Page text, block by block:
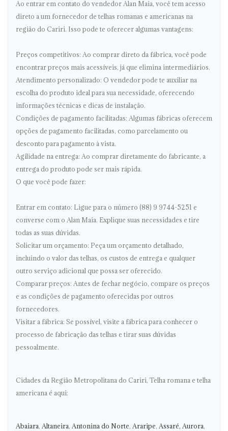
Ao entrar em contato do vendedor Alan Maia, você tem acesso
direto a um fornecedor de telhas romanas e americanas na
região do Cariri. Isso pode te oferecer algumas vantagens:
Preços competitivos: Ao comprar direto da fábrica, você pode
encontrar preços mais acessíveis, já que elimina intermediários.
Atendimento personalizado: O vendedor pode te auxiliar na
escolha do produto ideal para sua necessidade, oferecendo
informações técnicas e dicas de instalação.
Condições de pagamento facilitadas: Algumas fábricas oferecem
opções de pagamento facilitadas, como parcelamento ou
desconto para pagamento à vista.
Agilidade na entrega: Ao comprar diretamente do fabricante, a
entrega do produto pode ser mais rápida.
O que você pode fazer:
Entrar em contato: Ligue para o número (88) 9 9744-5251 e
converse com o Alan Maia. Explique suas necessidades e tire
todas as suas dúvidas.
Solicitar um orçamento: Peça um orçamento detalhado,
incluindo o valor das telhas, os custos de entrega e qualquer
outro serviço adicional que possa ser oferecido.
Comparar preços: Antes de fechar negócio, compare os preços
e as condições de pagamento oferecidas por outros
fornecedores.
Visitar a fábrica: Se possível, visite a fábrica para conhecer o
processo de fabricação das telhas e tirar suas dúvidas
pessoalmente.
Cidades da Região Metropolitana do Cariri, Telha romana e telha
americana é aqui:
Abaiara, Altaneira, Antonina do Norte, Araripe, Assaré, Aurora,